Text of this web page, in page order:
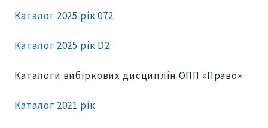
Каталог 2025 рік 072
Каталог 2025 рік D2
Каталоги вибіркових дисциплін ОПП «Право»:
Каталог 2021 рік